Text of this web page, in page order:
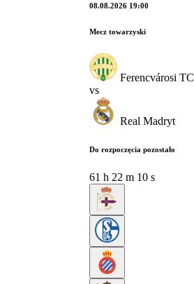
08.08.2026 19:00
Mecz towarzyski
Ferencvárosi TC
vs
Real Madryt
Do rozpoczęcia pozostało
61 h 22 m 09 s